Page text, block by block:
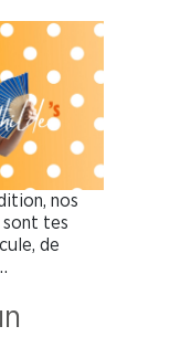
nos
sont tes
de